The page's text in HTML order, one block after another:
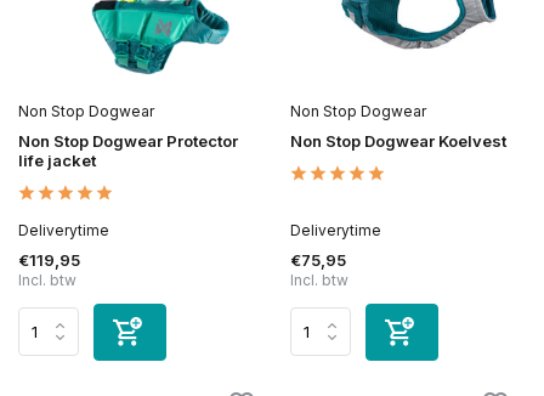
Non Stop Dogwear
Non Stop Dogwear Protector
life jacket
Deliverytime
€119,95
Incl. btw
Non Stop Dogwear
Non Stop Dogwear Koelvest
Deliverytime
€75,95
Incl. btw